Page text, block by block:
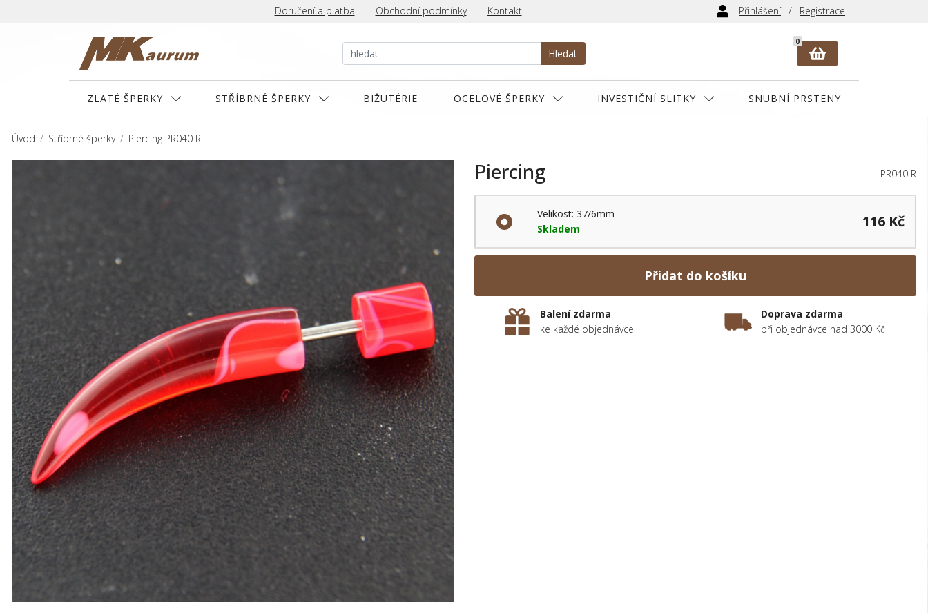
Doručení a platba Obchodní podmínky Kontakt Přihlášení Registrace
Hledat
0
ZLATÉ ŠPERKY STŘÍBRNÉ ŠPERKY BIŽUTÉRIE OCELOVÉ ŠPERKY INVESTIČNÍ SLITKY SNUBNÍ PRSTENY
Úvod Stříbrné šperky Piercing PR040 R
Piercing PR040 R
Velikost: 37/6mm
Skladem
116 Kč
Přidat do košíku
Balení zdarma
ke každé objednávce
Doprava zdarma
při objednávce nad 3000 Kč